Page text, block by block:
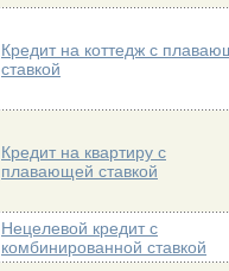
Кредит на коттедж с
ставкой
Кредит на квартиру с
плавающей ставкой
Нецелевой кредит с
комбинированной ставкой